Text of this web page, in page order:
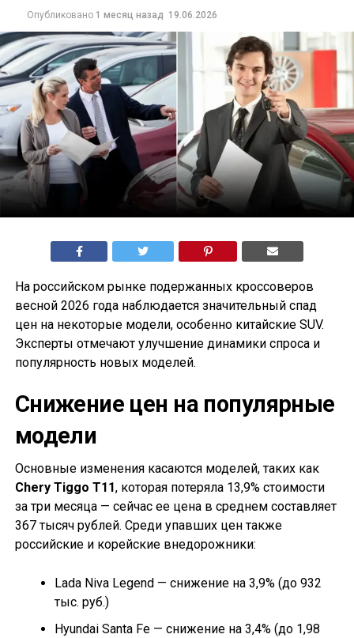
Опубликовано 1 месяц назад 19.06.2026
На российском рынке подержанных кроссоверов
весной 2026 года наблюдается значительный спад
цен на некоторые модели, особенно китайские SUV.
Эксперты отмечают улучшение динамики спроса и
популярность новых моделей.
Снижение цен на популярные
модели
Основные изменения касаются моделей, таких как
Chery Tiggo T11, которая потеряла 13,9% стоимости
за три месяца — сейчас ее цена в среднем составляет
367 тысяч рублей. Среди упавших цен также
российские и корейские внедорожники:
Lada Niva Legend — снижение на 3,9% (до 932
тыс. руб.)
Hyundai Santa Fe — снижение на 3,4% (до 1,98